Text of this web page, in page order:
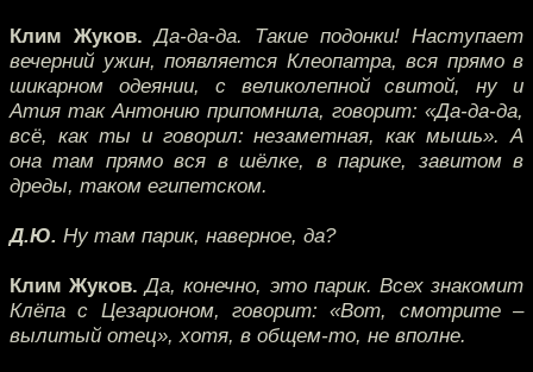
Клим Жуков. Да-да-да. Такие подонки! Наступает
вечерний ужин, появляется Клеопатра, вся прямо в
шикарном одеянии, с великолепной свитой, ну и
Атия так Антонию припомнила, говорит: «Да-да-да,
всё, как ты и говорил: незаметная, как мышь». А
она там прямо вся в шёлке, в парике, завитом в
дреды, таком египетском.
Д.Ю. Ну там парик, наверное, да?
Клим Жуков. Да, конечно, это парик. Всех знакомит
Клёпа с Цезарионом, говорит: «Вот, смотрите –
вылитый отец», хотя, в общем-то, не вполне.